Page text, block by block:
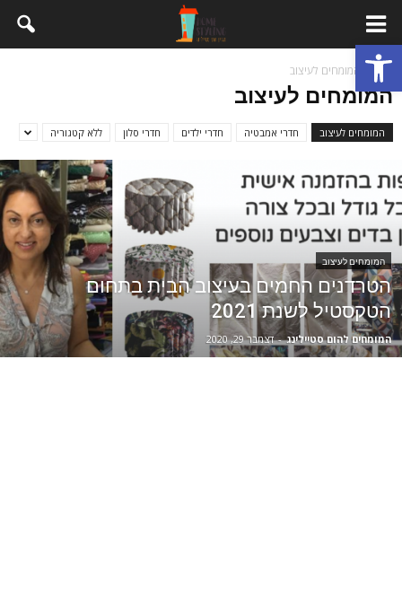
פתח סרגל נגישות
בית המומחים לעיצוב
המומחים לעיצוב
המומחים לעיצוב חדרי אמבטיה חדרי ילדים חדרי סלון ללא קטגוריה
המומחים לעיצוב
הטרדנים החמים בעיצוב הבית בתחום
הטקסטיל לשנת 2021
המומחים להום סטיילינג - דצמבר 29, 2020